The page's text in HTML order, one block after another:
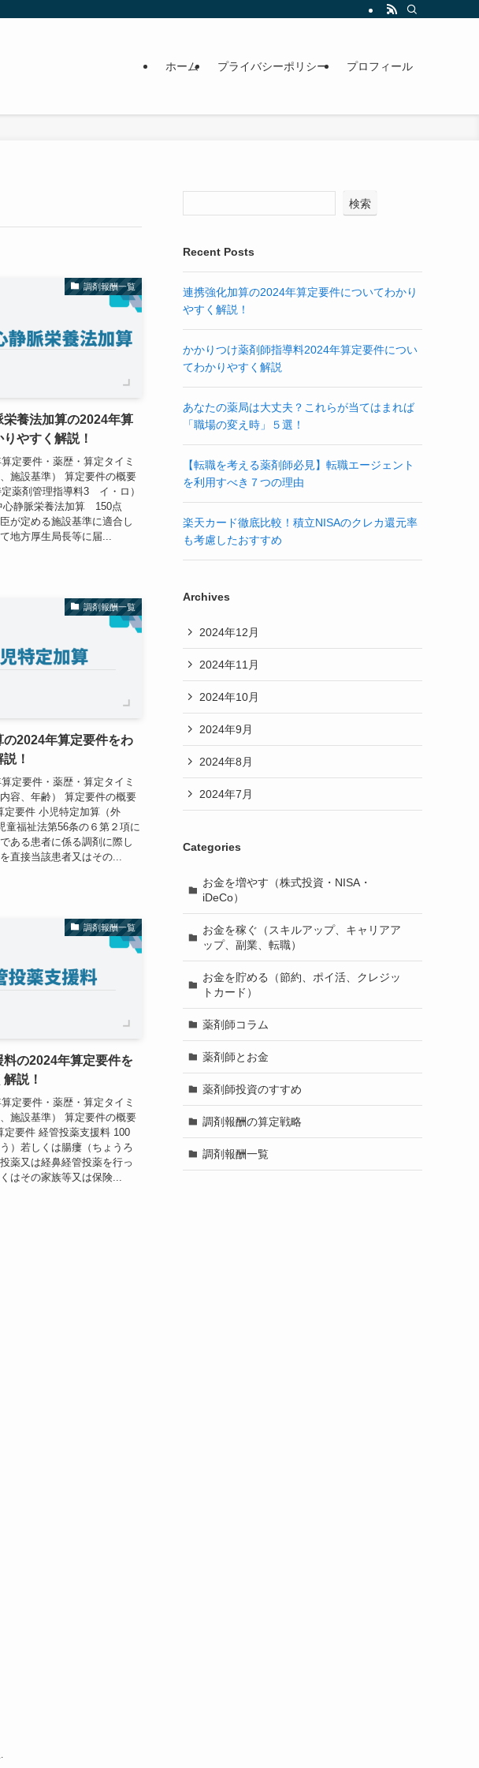
ホーム プライバシーポリシー プロフィール
調剤報酬一覧
栄養法加算の2024年算
やすく解説！
定要件・薬歴・算定タイミ
施設基準） 算定要件の概要
薬剤管理指導料3 イ・ロ）
心静脈栄養法加算 150点
が定める施設基準に適合し
地方厚生局長等に届...
調剤報酬一覧
の2024年算定要件をわ
！
定要件・薬歴・算定タイミ
容、年齢） 算定要件の概要
定要件 小児特定加算（外
福祉法第56条の６第２項に
ある患者に係る調剤に際し
直接当該患者又はその...
調剤報酬一覧
料の2024年算定要件を
説！
定要件・薬歴・算定タイミ
施設基準） 算定要件の概要
定要件 経管投薬支援料 100
）若しくは腸瘻（ちょうろ
薬又は経鼻経管投薬を行っ
はその家族等又は保険...
検索
Recent Posts
連携強化加算の2024年算定要件についてわかり
やすく解説！
かかりつけ薬剤師指導料2024年算定要件につい
てわかりやすく解説
あなたの薬局は大丈夫？これらが当てはまれば
「職場の変え時」５選！
【転職を考える薬剤師必見】転職エージェント
を利用すべき７つの理由
楽天カード徹底比較！積立NISAのクレカ還元率
も考慮したおすすめ
Archives
2024年12月
2024年11月
2024年10月
2024年9月
2024年8月
2024年7月
Categories
お金を増やす（株式投資・NISA・
iDeCo）
お金を稼ぐ（スキルアップ、キャリアア
ップ、副業、転職）
お金を貯める（節約、ポイ活、クレジッ
トカード）
薬剤師コラム
薬剤師とお金
薬剤師投資のすすめ
調剤報酬の算定戦略
調剤報酬一覧